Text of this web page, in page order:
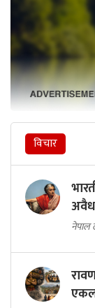
विचार
अवैध
नेपाल